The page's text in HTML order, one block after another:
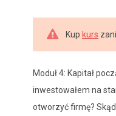
Kup kurs
Moduł 4: Kapitał
inwestowałem na
otworzyć firmę?